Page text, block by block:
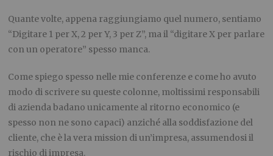
Quante volte, appena raggiungiamo quel numero, sentiamo
“Digitare 1 per X, 2 per Y, 3 per Z”, ma il “digitare X per parlare
con un operatore” spesso manca.
Come spiego spesso nelle mie conferenze e come ho avuto
modo di scrivere su queste colonne, moltissimi responsabili
di azienda badano unicamente al ritorno economico (e
spesso non ne sono capaci) anziché alla soddisfazione del
cliente, che è la vera mission di un’impresa, assumendosi il
rischio di impresa.